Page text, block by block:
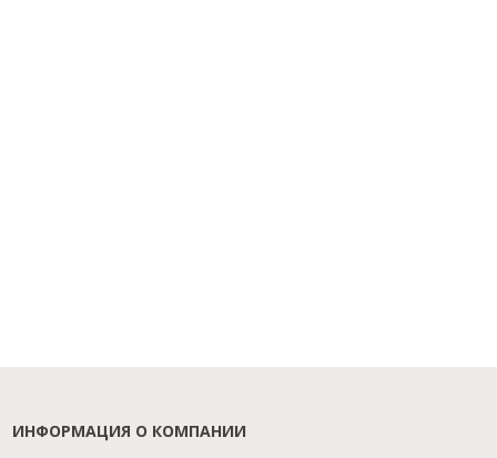
ИНФОРМАЦИЯ О КОМПАНИИ